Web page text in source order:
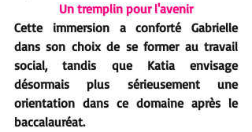
Un tremplin pour l'avenir
Cette immersion a conforté Gabrielle
dans son choix de se former au travail
social, tandis que Katia envisage
désormais plus sérieusement une
orientation dans ce domaine après le
baccalauréat.